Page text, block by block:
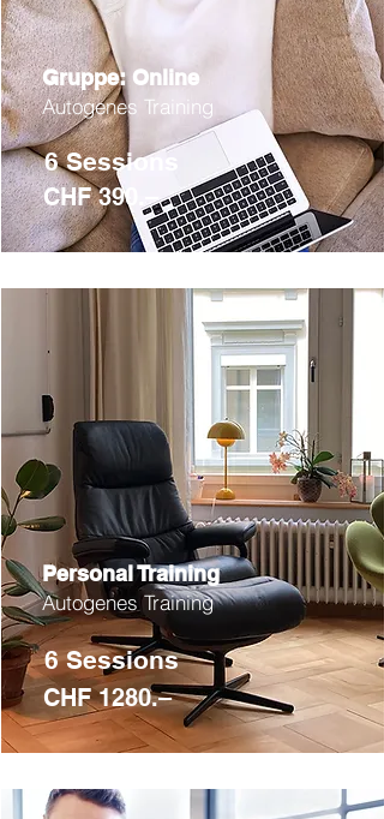
Gruppe: Online
Autogenes Training
6 Sessions
CHF 390.–
Personal Training
Autogenes Training
6 Sessions
CHF 1280.–